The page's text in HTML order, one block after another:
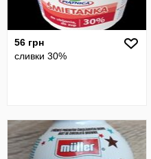
56 грн
сливки 30%